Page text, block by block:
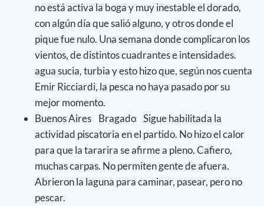
no está activa la boga y muy inestable el dorado,
con algún día que salió alguno, y otros donde el
pique fue nulo. Una semana donde complicaron los
vientos, de distintos cuadrantes e intensidades.
agua sucia, turbia y esto hizo que, según nos cuenta
Emir Ricciardi, la pesca no haya pasado por su
mejor momento.
Buenos Aires Bragado Sigue habilitada la
actividad piscatoria en el partido. No hizo el calor
para que la tararira se afirme a pleno. Cafiero,
muchas carpas. No permiten gente de afuera.
Abrieron la laguna para caminar, pasear, pero no
pescar.